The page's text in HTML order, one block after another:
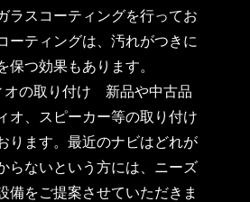
ラスコーティングを行ってお
ーティングは、汚れがつきに
保つ効果もあります。
の取り付け 新品や中古品
オ、スピーカー等の取り付け
ります。最近のナビはどれが
らないという方には、ニーズ
備をご提案させていただきま